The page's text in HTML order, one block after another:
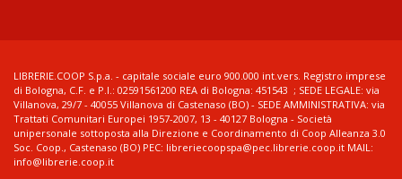
LIBRERIE.COOP S.p.a. - capitale sociale euro 900.000 int.vers. Registro imprese
di Bologna, C.F. e P.I.: 02591561200 REA di Bologna: 451543 ; SEDE LEGALE: via
Villanova, 29/7 - 40055 Villanova di Castenaso (BO) - SEDE AMMINISTRATIVA: via
Trattati Comunitari Europei 1957-2007, 13 - 40127 Bologna - Società
unipersonale sottoposta alla Direzione e Coordinamento di Coop Alleanza 3.0
Soc. Coop., Castenaso (BO) PEC: libreriecoopspa@pec.librerie.coop.it MAIL:
info@librerie.coop.it